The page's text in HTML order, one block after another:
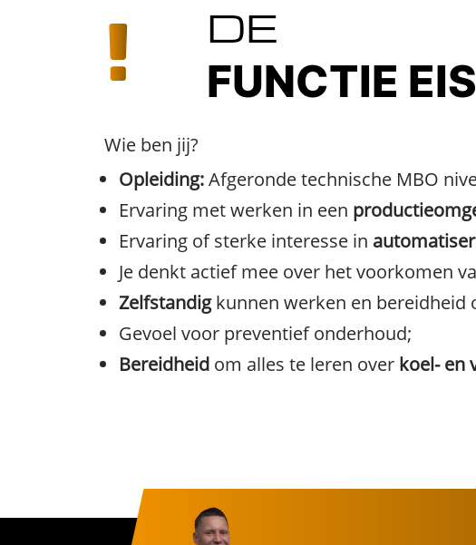
DE
FUNCTIE
Wie ben jij?
Opleiding:Afgeronde technische MBO
Ervaring met werken in een
Ervaring of sterke interesse in
Je denkt actief mee over het voorkomen
Zelfstandigkunnen werken en bereidheid
Gevoel voor preventief onderhoud;
Bereidheid om alles te leren over koel- en